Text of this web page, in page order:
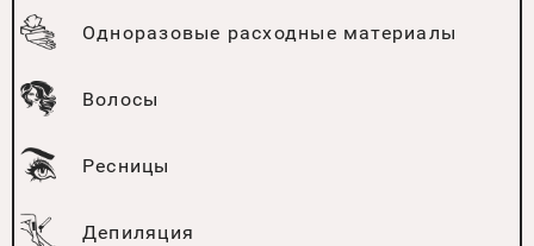
Одноразовые расходные материалы
Волосы
Ресницы
Депиляция